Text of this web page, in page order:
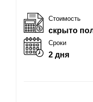
Стоимость
скрыто
Сроки
2 дня